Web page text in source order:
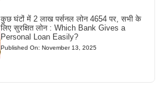
कुछ घंटों में 2 लाख पर्सनल लोन 4654 पर, सभी के
लिए सुरक्षित लोन : Which Bank Gives a
Personal Loan Easily?
Published On: November 13, 2025